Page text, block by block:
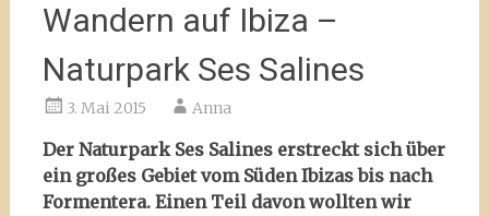
Wandern auf Ibiza –
Naturpark Ses Salines
3. Mai 2015 Anna
Der Naturpark Ses Salines erstreckt sich über
ein großes Gebiet vom Süden Ibizas bis nach
Formentera. Einen Teil davon wollten wir